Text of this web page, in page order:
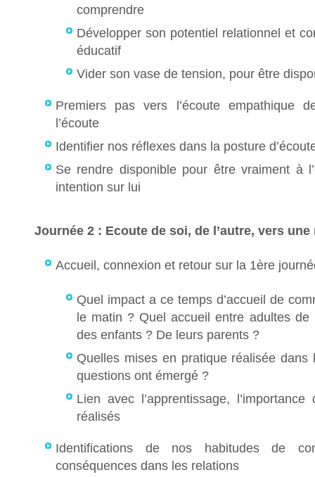
comprendre
Développer son potentiel relationnel et
éducatif
Vider son vase de tension, pour être
Premiers pas vers l’écoute empathique
l’écoute
Identifier nos réflexes dans la posture
Se rendre disponible pour être vraiment à
intention sur lui
Journée 2 : Ecoute de soi, de l’autre, vers
Accueil, connexion et retour sur la 1ère
Quel impact a ce temps d’accueil de
le matin ? Quel accueil entre adultes de
des enfants ? De leurs parents ?
Quelles mises en pratique réalisée dans
questions ont émergé ?
Lien avec l’apprentissage,
réalisés
Identifications de nos habitudes de
conséquences dans les relations